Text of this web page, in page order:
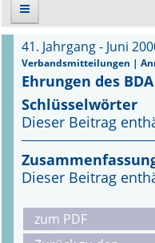
Suche
Aktuelle Ausgabe
Leitlinien
Archiv
Supplements
Supplements
41. Jahrgang - Juni
Verbandsmitteilungen |
Ehrungen des BDA
Schlüsselwörter
Dieser Beitrag
Dieser Beitrag
zum PDF